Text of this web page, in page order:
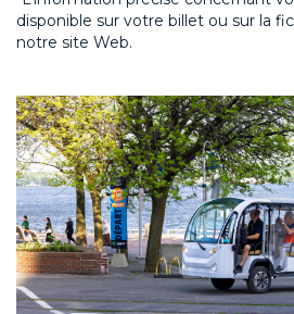
disponible sur votre billet ou sur la
notre site Web.